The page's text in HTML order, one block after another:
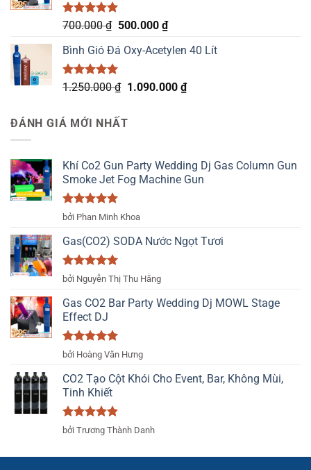
Được xếp
5.00
5 sao
700.000₫ Giá
là:
700.000 ₫.
500.000 ₫Giá
tại
500.000 ₫.
Bình Gió Đá Oxy-Acetylen 40 Lít
Được xếp
1.250.000₫ Giá
1.090.000 ₫Giá
ĐÁNH GIÁ MỚI NHẤT
Khí Co2 Gun Party Wedding Dj Gas Column Gun
Smoke Jet Fog Machine Gun
Được xếp
sao
bởi Phan Minh Khoa
Gas(CO2) SODA Nước Ngọt Tươi
Được xếp
hạng 5
sao
bởi Nguyễn Thị Thu Hằng
Gas CO2 Bar Party Wedding Dj MOWL Stage
Effect DJ
Được xếp
5
sao
bởi Hoàng Văn Hưng
CO2 Tạo Cột Khói Cho Event, Bar, Không Mùi,
Tinh Khiết
Được xếp
5
bởi Trương Thành Danh